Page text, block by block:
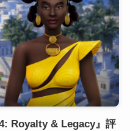
Royalty & Legacy』評